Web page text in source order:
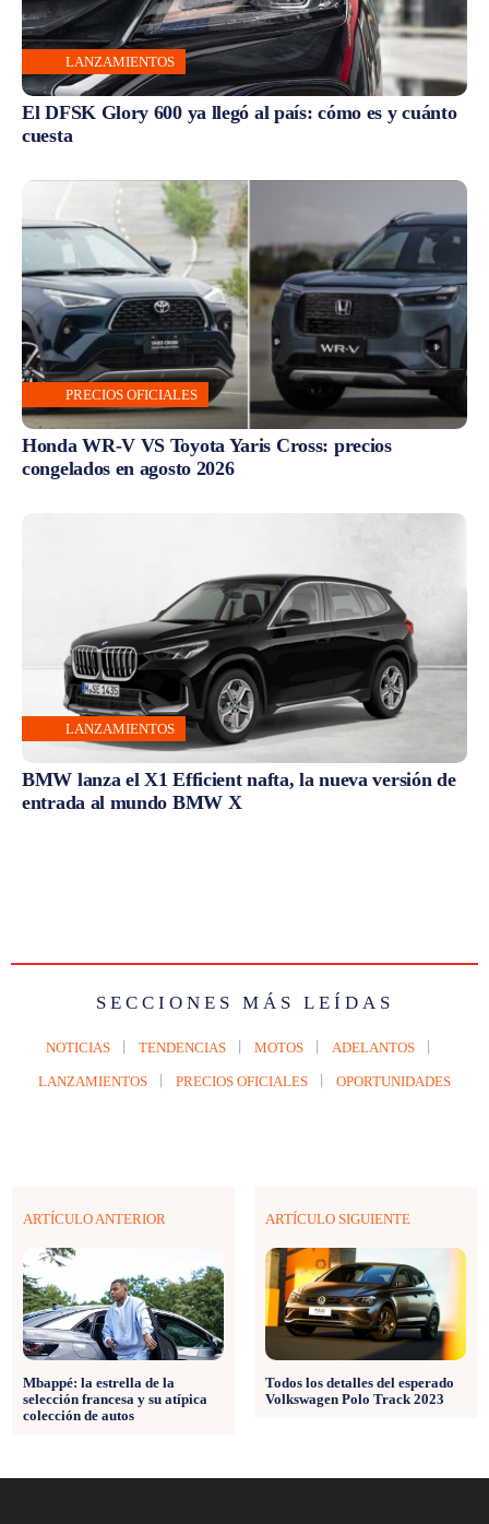
LANZAMIENTOS
El DFSK Glory 600 ya llegó al país: cómo es y cuánto
cuesta
PRECIOS OFICIALES
Honda WR-V VS Toyota Yaris Cross: precios
congelados en agosto 2026
LANZAMIENTOS
BMW lanza el X1 Efficient nafta, la nueva versión de
entrada al mundo BMW X
SECCIONES MÁS LEÍDAS
NOTICIAS TENDENCIAS MOTOS ADELANTOS
LANZAMIENTOS PRECIOS OFICIALES OPORTUNIDADES
ARTÍCULO ANTERIOR
Mbappé: la estrella de la
selección francesa y su atípica
colección de autos
ARTÍCULO SIGUIENTE
Todos los detalles del esperado
Volkswagen Polo Track 2023